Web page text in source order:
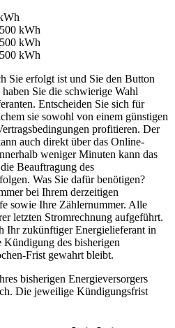
kWh
kWh
kWh
Sie erfolgt ist und Sie den Button
Sie die schwierige Wahl
Entscheiden Sie sich für
sie sowohl von einem günstigen
profitieren. Der
auch direkt über das Online-
weniger Minuten kann das
Beauftragung des
Was Sie dafür benötigen?
bei Ihrem derzeitigen
sowie Ihre Zählernummer. Alle
letzten Stromrechnung aufgeführt.
Ihr zukünftiger Energielieferant in
des bisherigen
Frist gewahrt bleibt.
bisherigen Energieversorgers
Die jeweilige Kündigungsfrist